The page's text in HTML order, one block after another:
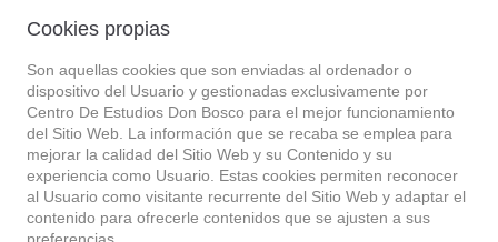
Cookies propias
Son aquellas cookies que son enviadas al ordenador o
dispositivo del Usuario y gestionadas exclusivamente por
Centro De Estudios Don Bosco para el mejor funcionamiento
del Sitio Web. La información que se recaba se emplea para
mejorar la calidad del Sitio Web y su Contenido y su
experiencia como Usuario. Estas cookies permiten reconocer
al Usuario como visitante recurrente del Sitio Web y adaptar el
contenido para ofrecerle contenidos que se ajusten a sus
preferencias.